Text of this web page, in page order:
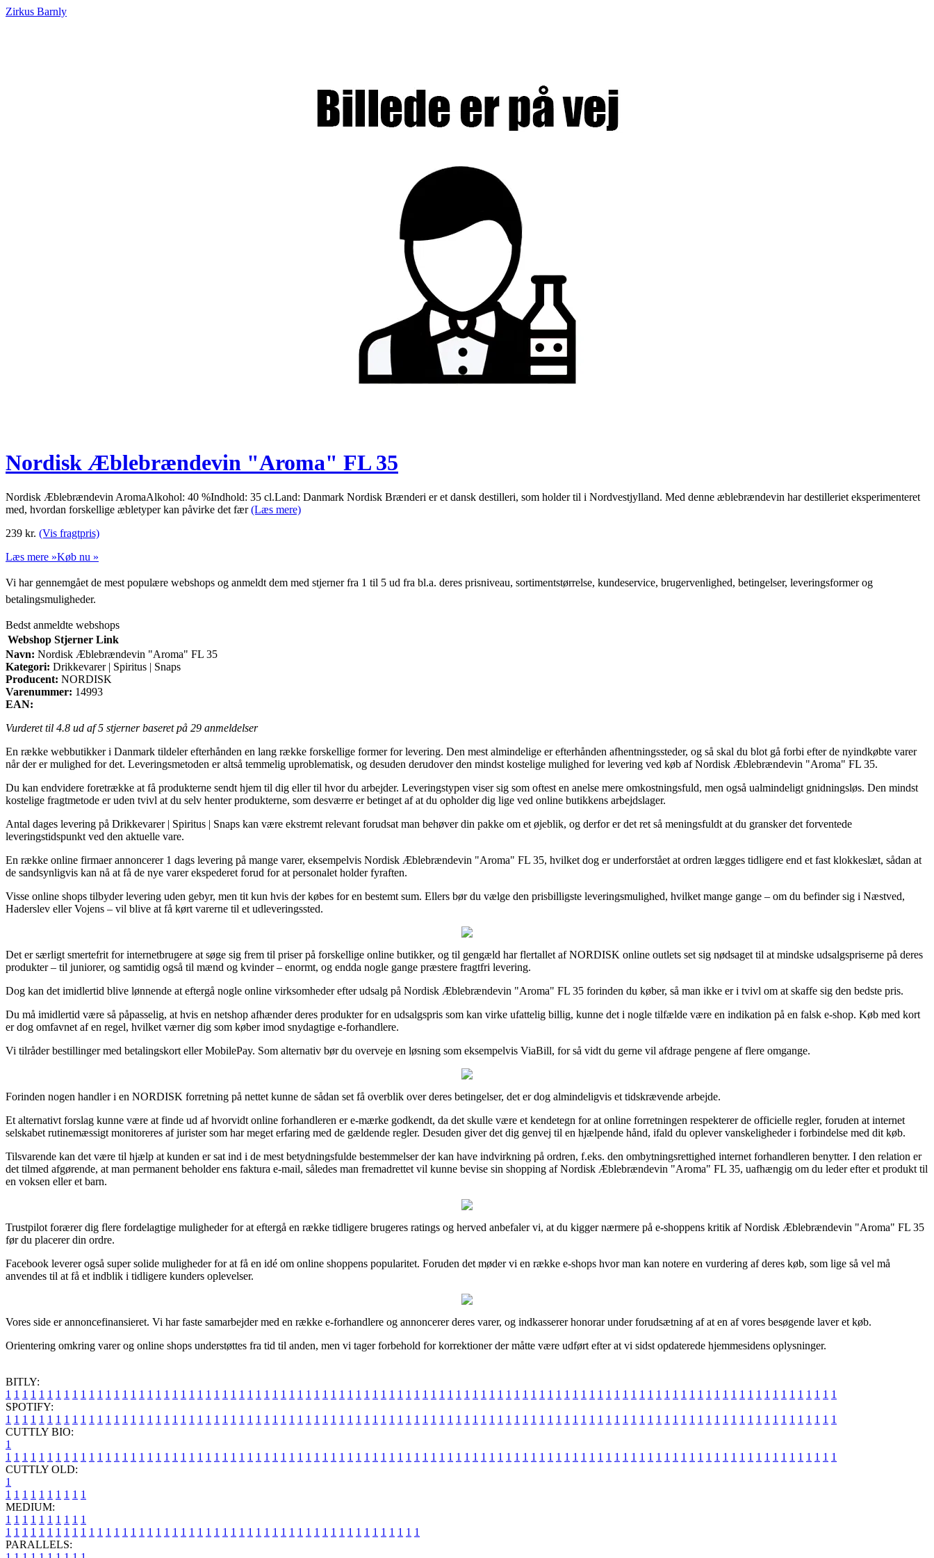
Zirkus Barnly
Nordisk Æblebrændevin "Aroma" FL 35
Nordisk Æblebrændevin AromaAlkohol: 40 %Indhold: 35 cl.Land: Danmark Nordisk Brænderi er et dansk destilleri, som holder til i Nordvestjylland. Med denne æblebrændevin har destilleriet eksperimenteret
med, hvordan forskellige æbletyper kan påvirke det fær(Læs mere)
239 kr. (Vis fragtpris)
Læs mere »Køb nu »
Vi har gennemgået de mest populære webshops og anmeldt dem med stjerner fra 1 til 5 ud fra bl.a. deres prisniveau, sortimentstørrelse, kundeservice, brugervenlighed, betingelser, leveringsformer og
betalingsmuligheder.
Bedst anmeldte webshops
Webshop Stjerner Link
Navn: Nordisk Æblebrændevin "Aroma" FL 35
Kategori: Drikkevarer | Spiritus | Snaps
Producent: NORDISK
Varenummer: 14993
EAN:
Vurderet til 4.8 ud af 5 stjerner baseret på 29 anmeldelser
En række webbutikker i Danmark tildeler efterhånden en lang række forskellige former for levering. Den mest almindelige er efterhånden afhentningssteder, og så skal du blot gå forbi efter de nyindkøbte varer
når der er mulighed for det. Leveringsmetoden er altså temmelig uproblematisk, og desuden derudover den mindst kostelige mulighed for levering ved køb af Nordisk Æblebrændevin "Aroma" FL 35.
Du kan endvidere foretrække at få produkterne sendt hjem til dig eller til hvor du arbejder. Leveringstypen viser sig som oftest en anelse mere omkostningsfuld, men også ualmindeligt gnidningsløs. Den mindst
kostelige fragtmetode er uden tvivl at du selv henter produkterne, som desværre er betinget af at du opholder dig lige ved online butikkens arbejdslager.
Antal dages levering på Drikkevarer | Spiritus | Snaps kan være ekstremt relevant forudsat man behøver din pakke om et øjeblik, og derfor er det ret så meningsfuldt at du gransker det forventede
leveringstidspunkt ved den aktuelle vare.
En række online firmaer annoncerer 1 dags levering på mange varer, eksempelvis Nordisk Æblebrændevin "Aroma" FL 35, hvilket dog er underforstået at ordren lægges tidligere end et fast klokkeslæt, sådan at
de sandsynligvis kan nå at få de nye varer ekspederet forud for at personalet holder fyraften.
Visse online shops tilbyder levering uden gebyr, men tit kun hvis der købes for en bestemt sum. Ellers bør du vælge den prisbilligste leveringsmulighed, hvilket mange gange – om du befinder sig i Næstved,
Haderslev eller Vojens – vil blive at få kørt varerne til et udleveringssted.
Det er særligt smertefrit for internetbrugere at søge sig frem til priser på forskellige online butikker, og til gengæld har flertallet af NORDISK online outlets set sig nødsaget til at mindske udsalgspriserne på deres
produkter – til juniorer, og samtidig også til mænd og kvinder – enormt, og endda nogle gange præstere fragtfri levering.
Dog kan det imidlertid blive lønnende at eftergå nogle online virksomheder efter udsalg på Nordisk Æblebrændevin "Aroma" FL 35 forinden du køber, så man ikke er i tvivl om at skaffe sig den bedste pris.
Du må imidlertid være så påpasselig, at hvis en netshop afhænder deres produkter for en udsalgspris som kan virke ufattelig billig, kunne det i nogle tilfælde være en indikation på en falsk e-shop. Køb med kort
er dog omfavnet af en regel, hvilket værner dig som køber imod snydagtige e-forhandlere.
Vi tilråder bestillinger med betalingskort eller MobilePay. Som alternativ bør du overveje en løsning som eksempelvis ViaBill, for så vidt du gerne vil afdrage pengene af flere omgange.
Forinden nogen handler i en NORDISK forretning på nettet kunne de sådan set få overblik over deres betingelser, det er dog almindeligvis et tidskrævende arbejde.
Et alternativt forslag kunne være at finde ud af hvorvidt online forhandleren er e-mærke godkendt, da det skulle være et kendetegn for at online forretningen respekterer de officielle regler, foruden at internet
selskabet rutinemæssigt monitoreres af jurister som har meget erfaring med de gældende regler. Desuden giver det dig genvej til en hjælpende hånd, ifald du oplever vanskeligheder i forbindelse med dit køb.
Tilsvarende kan det være til hjælp at kunden er sat ind i de mest betydningsfulde bestemmelser der kan have indvirkning på ordren, f.eks. den ombytningsrettighed internet forhandleren benytter. I den relation er
det tilmed afgørende, at man permanent beholder ens faktura e-mail, således man fremadrettet vil kunne bevise sin shopping af Nordisk Æblebrændevin "Aroma" FL 35, uafhængig om du leder efter et produkt til
en voksen eller et barn.
Trustpilot forærer dig flere fordelagtige muligheder for at eftergå en række tidligere brugeres ratings og herved anbefaler vi, at du kigger nærmere på e-shoppens kritik af Nordisk Æblebrændevin "Aroma" FL 35
før du placerer din ordre.
Facebook leverer også super solide muligheder for at få en idé om online shoppens popularitet. Foruden det møder vi en række e-shops hvor man kan notere en vurdering af deres køb, som lige så vel må
anvendes til at få et indblik i tidligere kunders oplevelser.
Vores side er annoncefinansieret. Vi har faste samarbejder med en række e-forhandlere og annoncerer deres varer, og indkasserer honorar under forudsætning af at en af vores besøgende laver et køb.
Orientering omkring varer og online shops understøttes fra tid til anden, men vi tager forbehold for korrektioner der måtte være udført efter at vi sidst opdaterede hjemmesidens oplysninger.
BITLY:
1 1 1 1 1 1 1 1 1 1 1 1 1 1 1 1 1 1 1 1 1 1 1 1 1 1 1 1 1 1 1 1 1 1 1 1 1 1 1 1 1 1 1 1 1 1 1 1 1 1 1 1 1 1 1 1 1 1 1 1 1 1 1 1 1 1 1 1 1 1 1 1 1 1 1 1 1 1 1 1 1 1 1 1 1 1 1 1 1 1 1 1 1 1 1 1 1 1 1 1
SPOTIFY:
1 1 1 1 1 1 1 1 1 1 1 1 1 1 1 1 1 1 1 1 1 1 1 1 1 1 1 1 1 1 1 1 1 1 1 1 1 1 1 1 1 1 1 1 1 1 1 1 1 1 1 1 1 1 1 1 1 1 1 1 1 1 1 1 1 1 1 1 1 1 1 1 1 1 1 1 1 1 1 1 1 1 1 1 1 1 1 1 1 1 1 1 1 1 1 1 1 1 1 1
CUTTLY BIO:
1
1 1 1 1 1 1 1 1 1 1 1 1 1 1 1 1 1 1 1 1 1 1 1 1 1 1 1 1 1 1 1 1 1 1 1 1 1 1 1 1 1 1 1 1 1 1 1 1 1 1 1 1 1 1 1 1 1 1 1 1 1 1 1 1 1 1 1 1 1 1 1 1 1 1 1 1 1 1 1 1 1 1 1 1 1 1 1 1 1 1 1 1 1 1 1 1 1 1 1 1
CUTTLY OLD:
1
1 1 1 1 1 1 1 1 1 1
MEDIUM:
1 1 1 1 1 1 1 1 1 1
1 1 1 1 1 1 1 1 1 1 1 1 1 1 1 1 1 1 1 1 1 1 1 1 1 1 1 1 1 1 1 1 1 1 1 1 1 1 1 1 1 1 1 1 1 1 1 1 1 1
PARALLELS: